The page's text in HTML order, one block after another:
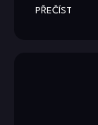
PŘEČÍST